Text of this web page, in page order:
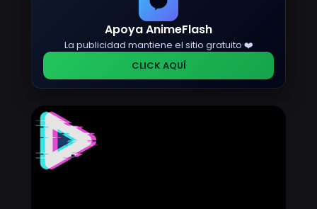
Apoya AnimeFlash
La publicidad mantiene el sitio gratuito ❤️
CLICK AQUÍ